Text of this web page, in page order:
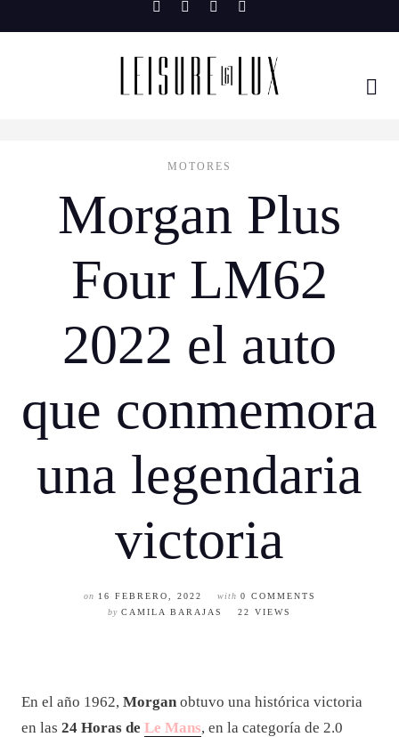
to
MOTORES
Morgan Plus
Four LM62
2022 el auto
que conmemora
una legendaria
victoria
on 16 FEBRERO, 2022 with 0 COMMENTS
by CAMILA BARAJAS 22 VIEWS
En el año 1962, Morgan obtuvo una histórica victoria
en las 24 Horas de Le Mans, en la categoría de 2.0